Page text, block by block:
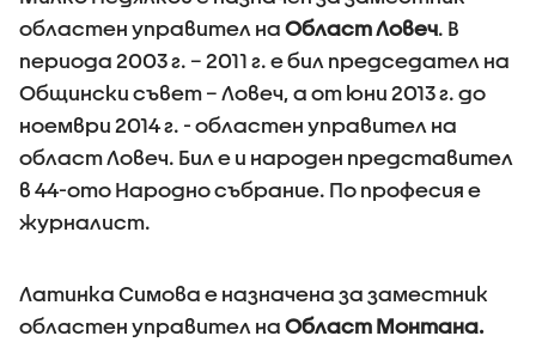
областен управител на Област Ловеч. В
периода 2003 г. – 2011 г. е бил председател на
Общински съвет – Ловеч, а от юни 2013 г. до
ноември 2014 г. - областен управител на
област Ловеч. Бил е и народен представител
в 44-ото Народно събрание. По професия е
журналист.
Латинка Симова е назначена за заместник
областен управител на Област Монтана.